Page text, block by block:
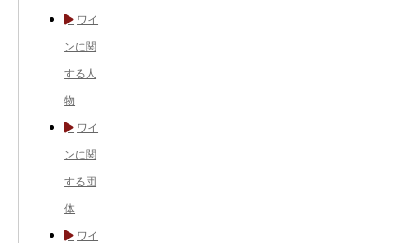
ワイ
ンに関
する人
物
ワイ
ンに関
する団
体
ワイ